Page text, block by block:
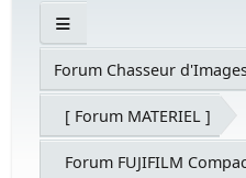
Forum Chasseur
[ Forum MATERIEL ]
Forum FUJIFILM